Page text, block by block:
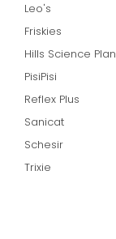
Leo's
Friskies
Hills Science Plan
PisiPisi
Reflex Plus
Sanicat
Schesir
Trixie